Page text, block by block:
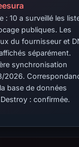
: 10 a surveillé les
publiques. Les
du fournisseur et
séparément.
synchronisation
2026.
base de données
: confirmée.